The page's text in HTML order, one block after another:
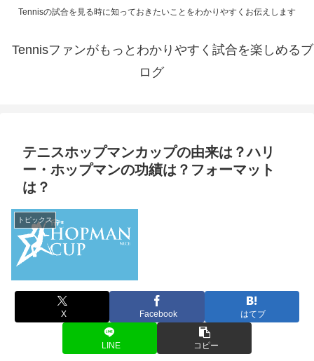
Tennisの試合を見る時に知っておきたいことをわかりやすくお伝えします
Tennisファンがもっとわかりやすく試合を楽しめるブ
ログ
テニスホップマンカップの由来は？ハリ
ー・ホップマンの功績は？フォーマット
は？
トピックス
X Facebook はてブ
LINE コピー